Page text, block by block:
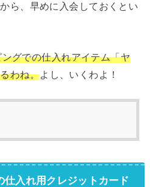
ら、早めに入会しておくとい
グでの仕入れアイテム「ヤ
わね。よし、いくわよ！
入れ用クレジットカード